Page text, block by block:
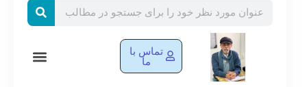
تماس با
ما